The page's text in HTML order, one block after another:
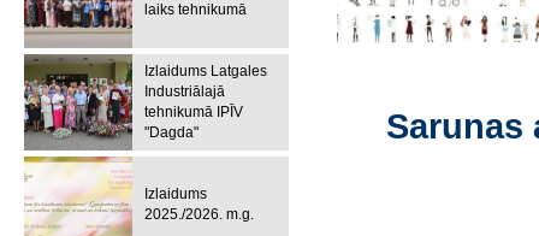
laiks tehnikumā
Izlaidums Latgales
Industriālajā
tehnikumā IPĪV
"Dagda"
Izlaidums
2025./2026. m.g.
Sarunas